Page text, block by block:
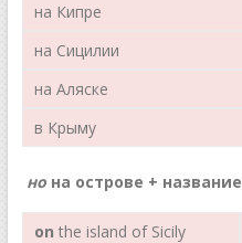
на Кипре
на Сицилии
на Аляске
в Крыму
нона острове + название
on the island of Sicily